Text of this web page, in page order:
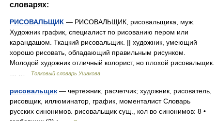
словарях:
РИСОВАЛЬЩИК — РИСОВАЛЬЩИК, рисовальщика, муж.
Художник график, специалист по рисованию пером или
карандашом. Ткацкий рисовальщик. || художник, умеющий
хорошо рисовать, обладающий правильным рисунком.
Молодой художник отличный колорист, но плохой рисовальщик.
Толковый словарь Ушакова
рисовальщик — чертежник, расчетчик; художник, рисователь,
рисовщик, иллюминатор, график, моменталист Словарь
русских синонимов. рисовальщик сущ., кол во синонимов: 8 •